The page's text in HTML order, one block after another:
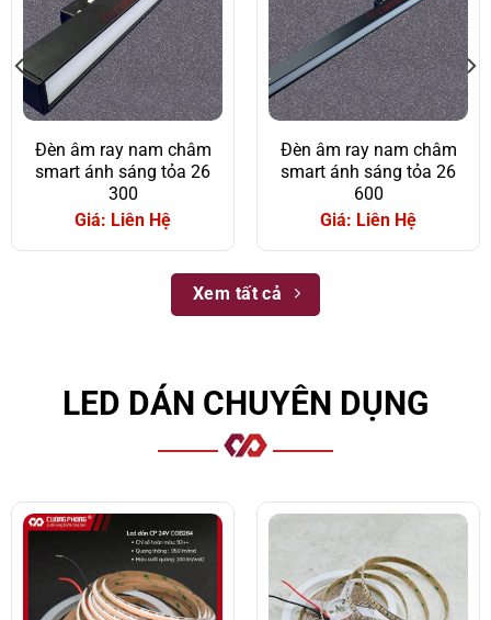
Đèn âm ray nam châm
smart ánh sáng tỏa 26
300
Giá: Liên Hệ
Đèn âm ray nam châm
smart ánh sáng tỏa 26
600
Giá: Liên Hệ
Xem tất cả
LED DÁN CHUYÊN DỤNG